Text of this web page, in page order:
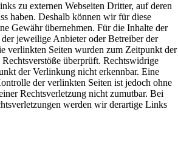
zu externen Webseiten Dritter, auf deren
haben. Deshalb können wir für diese
Gewähr übernehmen. Für die Inhalte der
jeweilige Anbieter oder Betreiber der
verlinkten Seiten wurden zum Zeitpunkt der
überprüft. Rechtswidrige
der Verlinkung nicht erkennbar. Eine
der verlinkten Seiten ist jedoch ohne
Rechtsverletzung nicht zumutbar. Bei
werden wir derartige Links